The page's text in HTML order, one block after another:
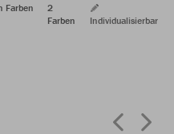
Farben
2
Farben
Individualisierbar